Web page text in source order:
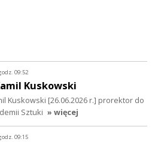
09:52
Kuskowski
Kuskowski [26.06.2026 r.] prorektor do
Sztuki » więcej
09:15